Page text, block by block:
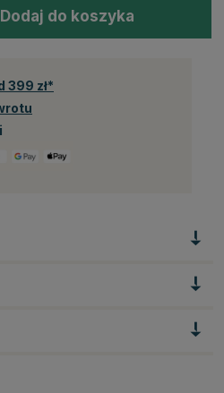
Dodaj do koszyka
399 zł*